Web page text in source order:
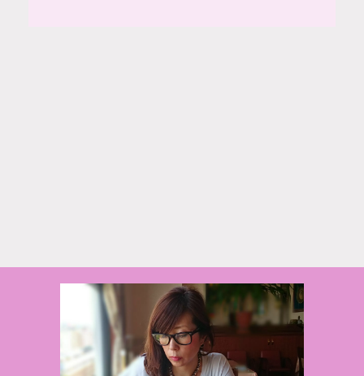
© 2020 makiponの美容・健康・おすすめ！「ここだけ」の話
AFFINGER5